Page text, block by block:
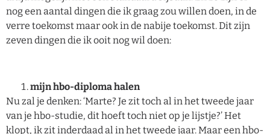
nog een aantal dingen die ik graag zou willen doen, in de
verre toekomst maar ook in de nabije toekomst. Dit zijn
zeven dingen die ik ooit nog wil doen:
mijn hbo-diploma halen
Nu zal je denken: ‘Marte? Je zit toch al in het tweede jaar
van je hbo-studie, dit hoeft toch niet op je lijstje?’ Het
klopt, ik zit inderdaad al in het tweede jaar. Maar een hbo-